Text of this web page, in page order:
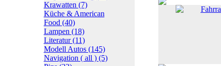
Krawatten (7)
Küche & American
Food (40)
Lampen (18)
Literatur(11)
Modell Autos (145)
Navigation ( all ) (5)